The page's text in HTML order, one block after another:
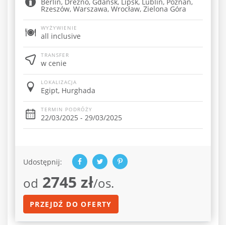
Rzeszów, Warszawa, Wrocław, Zielona Góra
WYŻYWIENIE
all inclusive
TRANSFER
w cenie
LOKALIZACJA
Egipt, Hurghada
TERMIN PODRÓŻY
22/03/2025 - 29/03/2025
Udostępnij:
od 2745 zł/os.
PRZEJDŹ DO OFERTY